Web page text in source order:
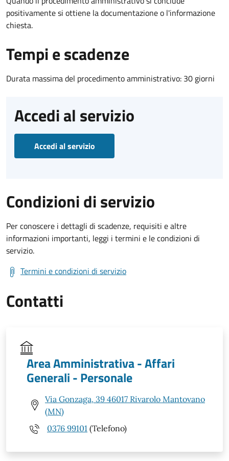
positivamente si ottiene la documentazione o l'informazione
chiesta.
Tempi e scadenze
Durata massima del procedimento amministrativo: 30 giorni
Accedi al servizio
Accedi al servizio
Condizioni di servizio
Per conoscere i dettagli di scadenze, requisiti e altre
informazioni importanti, leggi i termini e le condizioni di
servizio.
Termini e condizioni di servizio
Contatti
Area Amministrativa - Affari
Generali - Personale
Via Gonzaga, 39 46017 Rivarolo Mantovano
(MN)
0376 99101 (Telefono)